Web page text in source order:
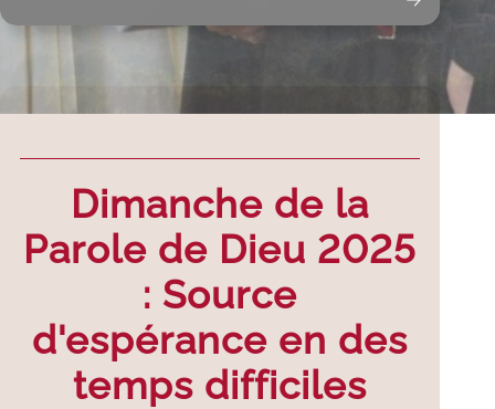
Dimanche de la
Parole de Dieu 2025
: Source
d'espérance en des
temps difficiles